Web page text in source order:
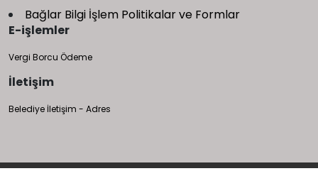
Bağlar Bilgi İşlem Politikalar ve Formlar
E-işlemler
Vergi Borcu Ödeme
İletişim
Belediye İletişim - Adres